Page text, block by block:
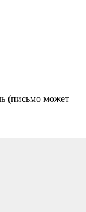
(письмо может